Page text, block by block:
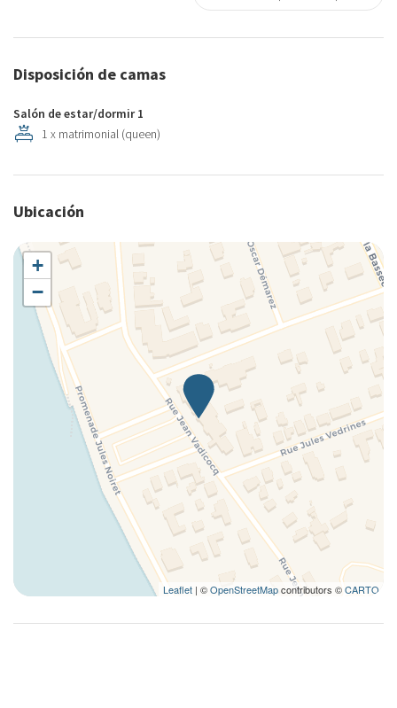
Disposición de camas
Salón de estar/dormir 1
1 x matrimonial (queen)
Ubicación
+
−
Leaflet | ©OpenStreetMapcontributors ©CARTO